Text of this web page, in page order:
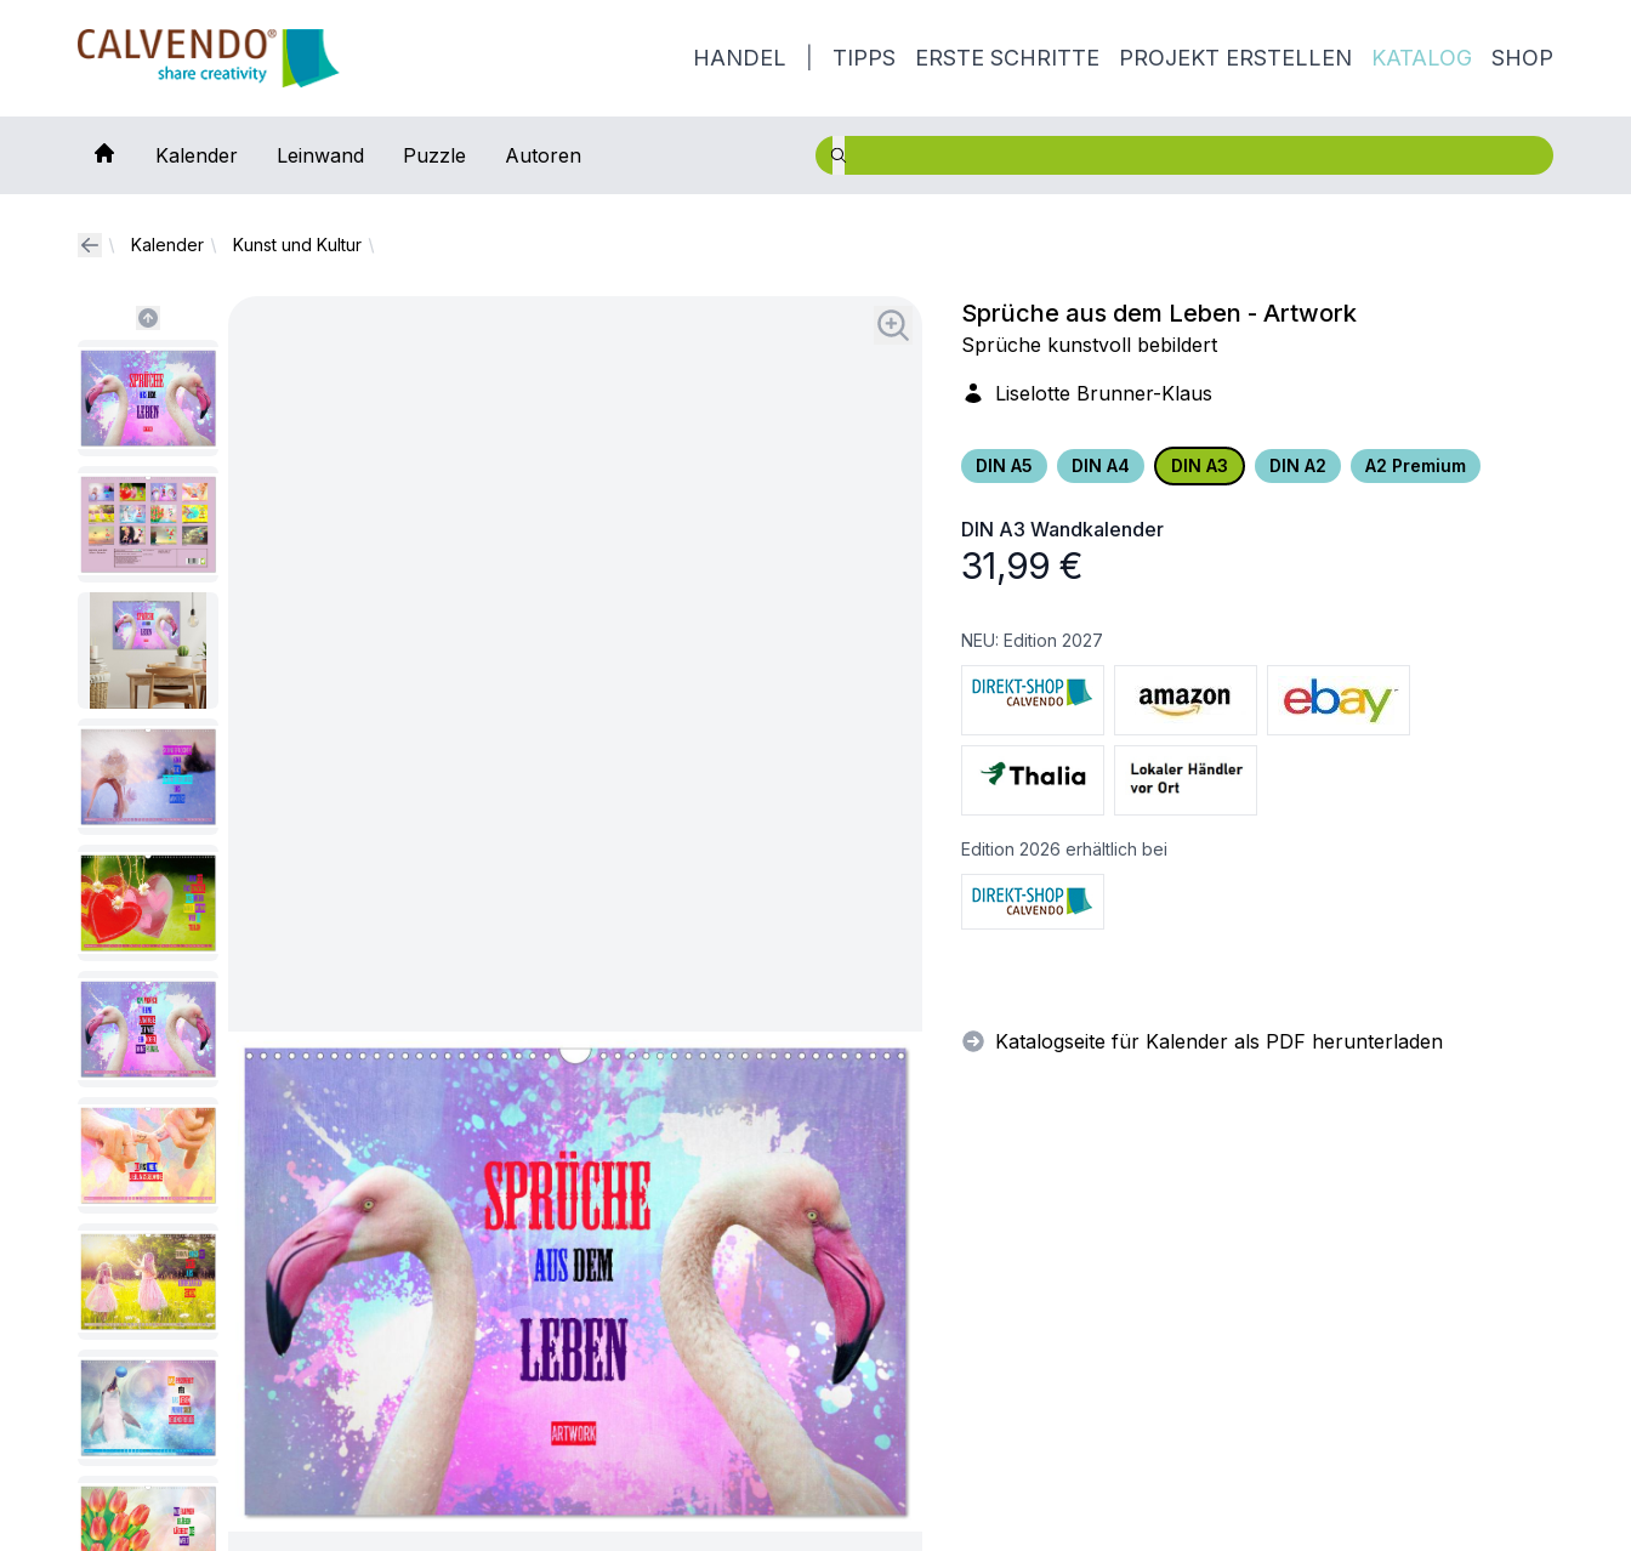
Calvendo
HANDEL TIPPS ERSTE SCHRITTE PROJEKT ERSTELLEN KATALOG SHOP
Kalender Leinwand Puzzle Autoren
Kalender Kunst und Kultur
Sprüche aus dem Leben - Artwork
Sprüche kunstvoll bebildert
Liselotte Brunner-Klaus
DIN A5 DIN A4 DIN A3 DIN A2 A2 Premium
DIN A3 Wandkalender
31,99 €
NEU: Edition 2027
Edition 2026 erhältlich bei
Katalogseite für Kalender als PDF herunterladen